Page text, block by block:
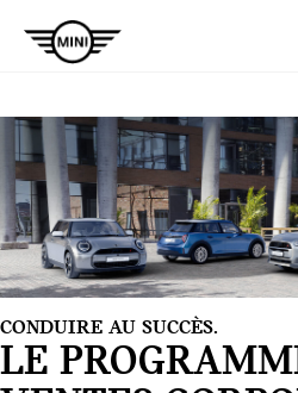
CONDUIRE AU SUCCÈS.
LE